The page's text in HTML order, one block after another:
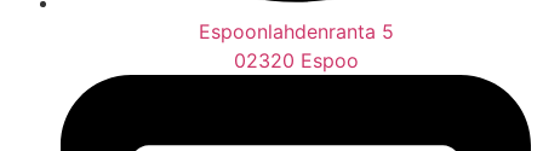
Espoonlahdenranta 5
02320 Espoo